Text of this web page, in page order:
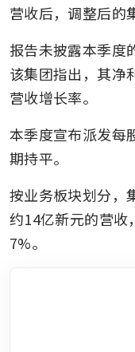
营收后，调整后的
报告未披露本季度
该集团指出，其净
营收增长率。
本季度宣布派发每
期持平。
按业务板块划分，
约14亿新元的营收
7%。